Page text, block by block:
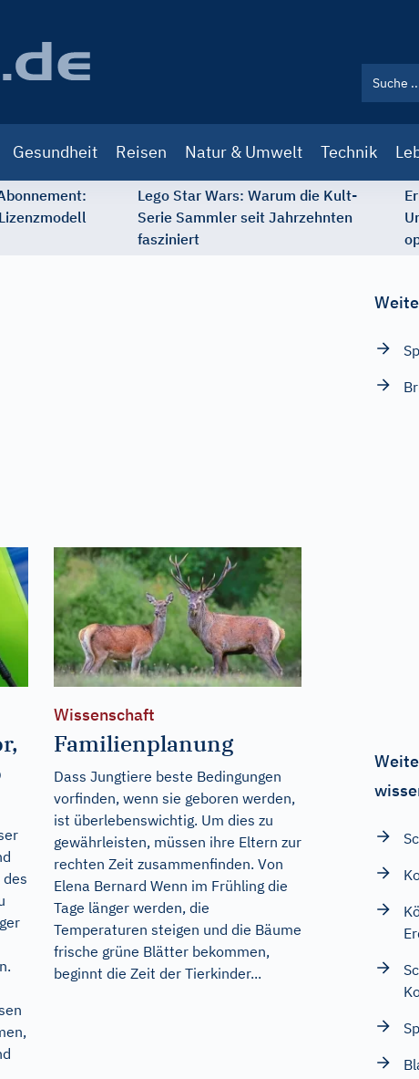
Gesundheit Reisen Natur & Umwelt Technik
Lego Star Wars: Warum die Kult-
Serie Sammler seit Jahrzehnten
fasziniert
Wissenschaft
Familienplanung
Dass Jungtiere beste Bedingungen
vorfinden, wenn sie geboren werden,
ist überlebenswichtig. Um dies zu
gewährleisten, müssen ihre Eltern zur
rechten Zeit zusammenfinden. Von
Elena Bernard Wenn im Frühling die
Tage länger werden, die
Temperaturen steigen und die Bäume
frische grüne Blätter bekommen,
beginnt die Zeit der Tierkinder...